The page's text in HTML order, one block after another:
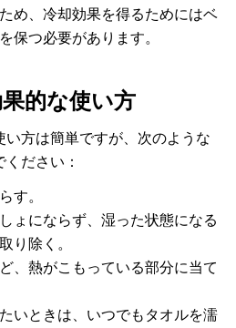
め、冷却効果を得るためにはベ
保つ必要があります。
的な使い方
方は簡単ですが、次のような
ださい：
す。
ょにならず、湿った状態になる
り除く。
、熱がこもっている部分に当て
いときは、いつでもタオルを濡